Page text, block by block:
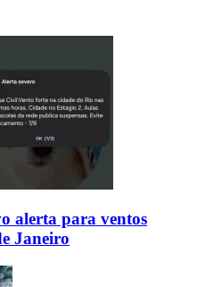
alerta para ventos
Janeiro